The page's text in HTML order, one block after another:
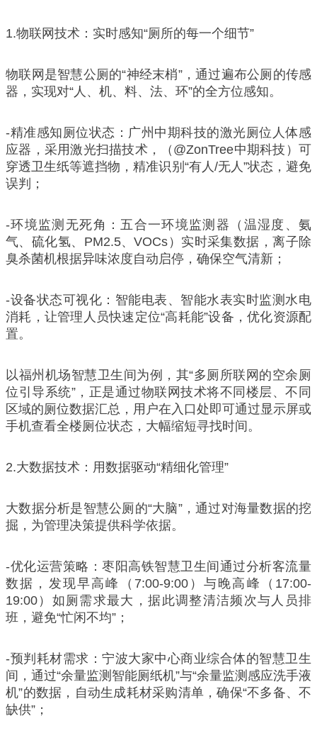
1.物联网技术：实时感知“厕所的每一个细节”
物联网是智慧公厕的“神经末梢”，通过遍布公厕的传感
器，实现对“人、机、料、法、环”的全方位感知。
-精准感知厕位状态：广州中期科技的激光厕位人体感
应器，采用激光扫描技术，（@ZonTree中期科技）可
穿透卫生纸等遮挡物，精准识别“有人/无人”状态，避免
误判；
-环境监测无死角：五合一环境监测器（温湿度、氨
气、硫化氢、PM2.5、VOCs）实时采集数据，离子除
臭杀菌机根据异味浓度自动启停，确保空气清新；
-设备状态可视化：智能电表、智能水表实时监测水电
消耗，让管理人员快速定位“高耗能”设备，优化资源配
置。
以福州机场智慧卫生间为例，其“多厕所联网的空余厕
位引导系统”，正是通过物联网技术将不同楼层、不同
区域的厕位数据汇总，用户在入口处即可通过显示屏或
手机查看全楼厕位状态，大幅缩短寻找时间。
2.大数据技术：用数据驱动“精细化管理”
大数据分析是智慧公厕的“大脑”，通过对海量数据的挖
掘，为管理决策提供科学依据。
-优化运营策略：枣阳高铁智慧卫生间通过分析客流量
数据，发现早高峰（7:00-9:00）与晚高峰（17:00-
19:00）如厕需求最大，据此调整清洁频次与人员排
班，避免“忙闲不均”；
-预判耗材需求：宁波大家中心商业综合体的智慧卫生
间，通过“余量监测智能厕纸机”与“余量监测感应洗手液
机”的数据，自动生成耗材采购清单，确保“不多备、不
缺供”；